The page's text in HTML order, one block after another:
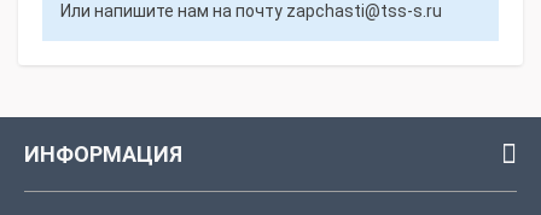
Или напишите нам на почту zapchasti@tss-s.ru
ИНФОРМАЦИЯ